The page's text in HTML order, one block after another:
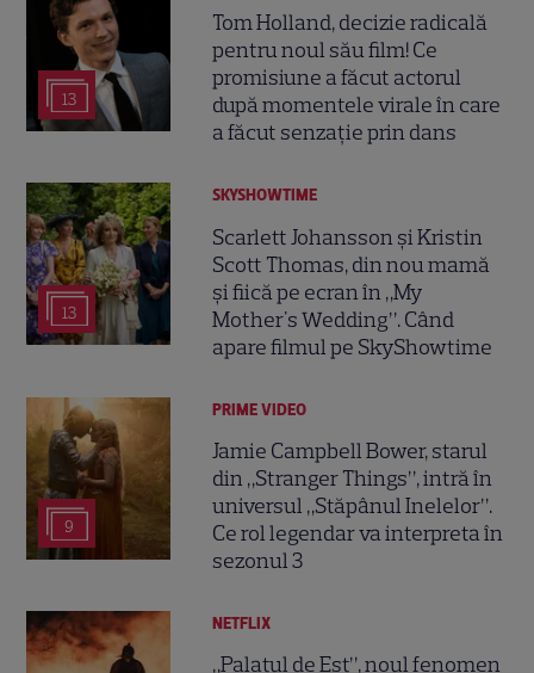
13
Tom Holland, decizie radicală
pentru noul său film! Ce
promisiune a făcut actorul
după momentele virale în care
a făcut senzație prin dans
13
SKYSHOWTIME
Scarlett Johansson și Kristin
Scott Thomas, din nou mamă
și fiică pe ecran în „My
Mother's Wedding”. Când
apare filmul pe SkyShowtime
9
PRIME VIDEO
Jamie Campbell Bower, starul
din „Stranger Things”, intră în
universul „Stăpânul Inelelor”.
Ce rol legendar va interpreta în
sezonul 3
NETFLIX
„Palatul de Est”, noul fenomen